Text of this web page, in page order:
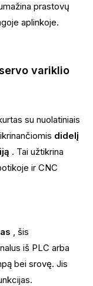
prastovų
aplinkoje.
variklio
su nuolatiniais
didelį
. Tai užtikrina
ir CNC
, šis
iš PLC arba
bei srovę. Jis